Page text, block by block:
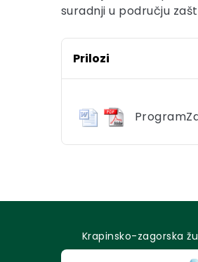
suradnji u području
Prilozi
Krapinsko-zagorska